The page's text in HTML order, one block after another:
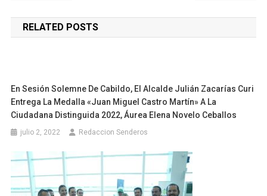
de
entradas
RELATED POSTS
En Sesión Solemne De Cabildo, El Alcalde Julián Zacarías Curi
Entrega La Medalla «Juan Miguel Castro Martín» A La
Ciudadana Distinguida 2022, Áurea Elena Novelo Ceballos
julio 2, 2022 Redaccion Senderos